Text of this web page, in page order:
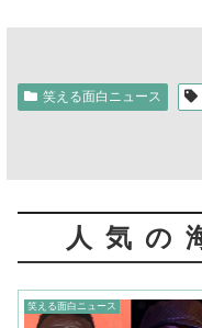
笑える面白ニュース
人気の
笑える面白ニュース